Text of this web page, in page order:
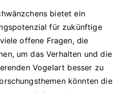
bietet ein
für zukünftige
offene Fragen, die
um das Verhalten und die
Vogelart besser zu
könnten die